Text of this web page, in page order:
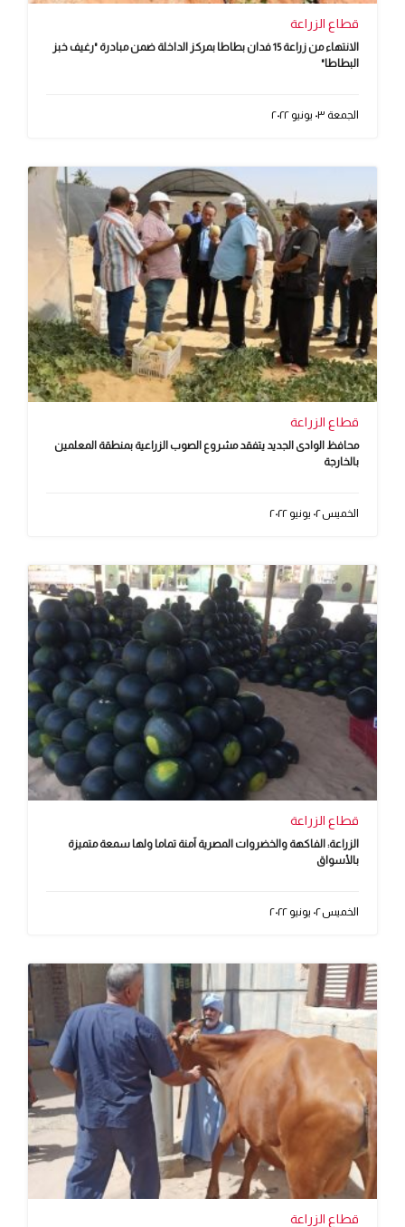
قطاع الزراعة
الانتهاء من زراعة 15 فدان بطاطا بمركز الداخلة ضمن مبادرة "رغيف خبز
البطاطا"
الجمعة ٠٣ يونيو ٢٠٢٢
قطاع الزراعة
محافظ الوادى الجديد يتفقد مشروع الصوب الزراعية بمنطقة المعلمين
بالخارجة
الخميس ٠٢ يونيو ٢٠٢٢
قطاع الزراعة
الزراعة: الفاكهة والخضروات المصرية آمنة تماما ولها سمعة متميزة
بالأسواق
الخميس ٠٢ يونيو ٢٠٢٢
قطاع الزراعة